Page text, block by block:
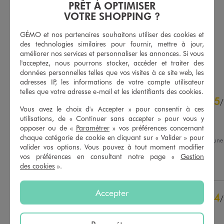
Blouse à manches courtes avec volants sur le col femme
22,99 €
4.5/5 de moyenne
(14 avis)
AJOUTER AU PANIER
Débardeur en coton stretch à rayures femme
4,99 €
5/5 de moyenne
(93 avis)
AJOUTERAU PANIER
4.6
Basé sur28
avis soumis à un
contrôle
Voir tous les avis sur ce site
6
5/
Avis vérifié et récompensé
Très à l'aise
Avis du 01/08/2026 , suite à
du18/07/2026 parJanine C.
4/
PRÊT À OPTIMISER
VOTRE SHOPPING ?
GÉMO et nos partenaires souhaitons utiliser des cookies et
des technologies similaires pour fournir, mettre à jour,
améliorer nos services et personnaliser les annonces. Si vous
l'acceptez, nous pourrons stocker, accéder et traiter des
données personnelles telles que vos visites à ce site web, les
adresses IP, les informations de votre compte utilisateur
telles que votre adresse e-mail et les identifiants des cookies.
Vous avez le choix d'« Accepter » pour consentir à ces
utilisations, de « Continuer sans accepter » pour vous y
opposer ou de « Paramétrer » vos préférences concernant
chaque catégorie de cookie en cliquant sur « Valider » pour
valider vos options. Vous pouvez à tout moment modifier
vos préférences en consultant notre page « Gestion
des cookies ».
Accepter